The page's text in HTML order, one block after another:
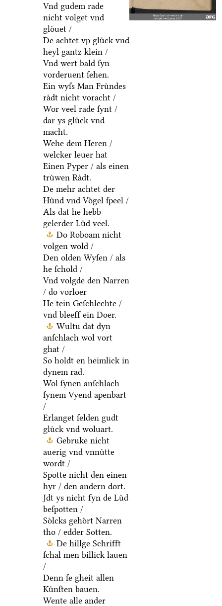
Vnd gudem rade
nicht volget vnd
gloͤuet /
De achtet vp gluͤck vnd
heyl gantz klein /
Vnd wert bald ſyn
vorderuent ſehen.
Ein wyſs Man Fruͤndes
raͤdt nicht voracht /
Wor veel rade ſynt /
dar ys gluͤck vnd
macht.
Wehe dem Heren /
welcker leuer hat
Einen Pyper / als einen
truͤwen Raͤdt.
De mehr achtet der
Huͤnd vnd Voͤgel ſpeel /
Als dat he hebb
gelerder Luͤd veel.
Do Roboam nicht
volgen wold /
Den olden Wyſen / als
he ſchold /
Vnd volgde den Narren
/ do vorloer
He tein Geſchlechte /
vnd bleeff ein Doer.
Wultu dat dyn
anſchlach wol vort
ghat /
So holdt en heimlick in
dynem rad.
Wol ſynen anſchlach
ſynem Vyend apenbart
/
Erlanget ſelden gudt
gluͤck vnd woluart.
Gebruke nicht
auerig vnd vnnuͤtte
wordt /
Spotte nicht den einen
hyr / den andern dort.
Jdt ys nicht fyn de Luͤd
beſpotten /
Soͤlcks gehoͤrt Narren
tho / edder Sotten.
De hillge Schrifft
ſchal men billick lauen
/
Denn ſe gheit allen
Kuͤnſten bauen.
Wente alle ander